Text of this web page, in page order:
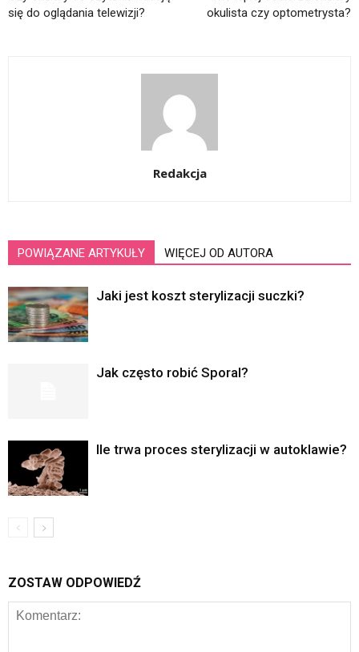
się do oglądania telewizji?
okulista czy optometrysta?
Redakcja
POWIĄZANE ARTYKUŁY WIĘCEJ OD AUTORA
Jaki jest koszt sterylizacji suczki?
Jak często robić Sporal?
Ile trwa proces sterylizacji w autoklawie?
ZOSTAW ODPOWIEDŹ